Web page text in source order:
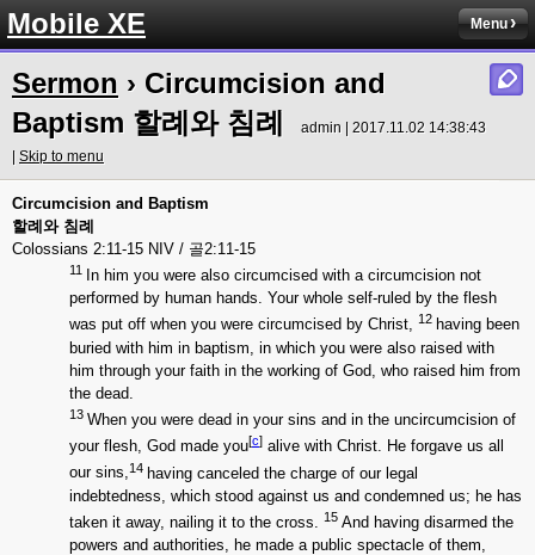
Mobile XE Menu
Sermon › Circumcision and
Baptism 할례와 침례
admin | 2017.11.02 14:38:43
Skip to menu
Circumcision and Baptism
할례와 침례
Colossians 2:11-15 NIV / 골2:11-15
11
In him you were also circumcised with a circumcision not
performed by human hands. Your whole self-ruled by the flesh
was put off when you were circumcised by Christ, 12 having been
buried with him in baptism, in which you were also raised with
him through your faith in the working of God, who raised him from
the dead.
13 When you were dead in your sins and in the uncircumcision of
your flesh, God made you[c] alive with Christ. He forgave us all
our sins,14 having canceled the charge of our legal
indebtedness, which stood against us and condemned us; he has
taken it away, nailing it to the cross.
15 And having disarmed the
powers and authorities, he made a public spectacle of them,